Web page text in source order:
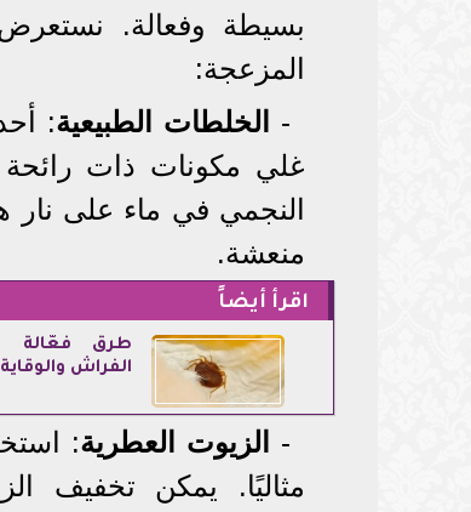
بسيطة وفعالة.
المزعجة:
-
الخلطات الطبيعية:
غلي مكونات ذات رائحة
النجمي في ماء على نار
منعشة.
اقرأ أيضاً
طرق فعّالة
الفراش
- الزيوت العطرية:
مثاليًا. يمكن تخفيف